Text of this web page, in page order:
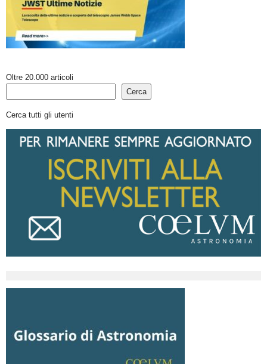
Oltre 20.000 articoli
Cerca
Cerca tutti gli utenti